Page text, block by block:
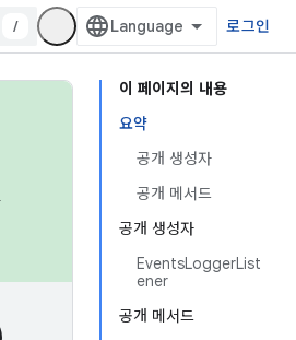
/ 로그인
이 페이지의 내용
요약
공개 생성자
공개 메서드
공개 생성자
EventsLoggerList
ener
공개 메서드